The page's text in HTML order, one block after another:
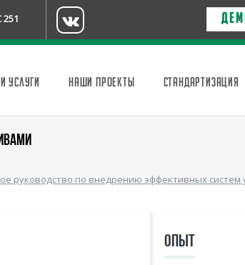
251 Д Е М
УСЛУГИ НАШИ ПРОЕКТЫ СТАНДАРТИЗАЦИЯ
руководство по внедрению эффективных систем
ОПЫТ